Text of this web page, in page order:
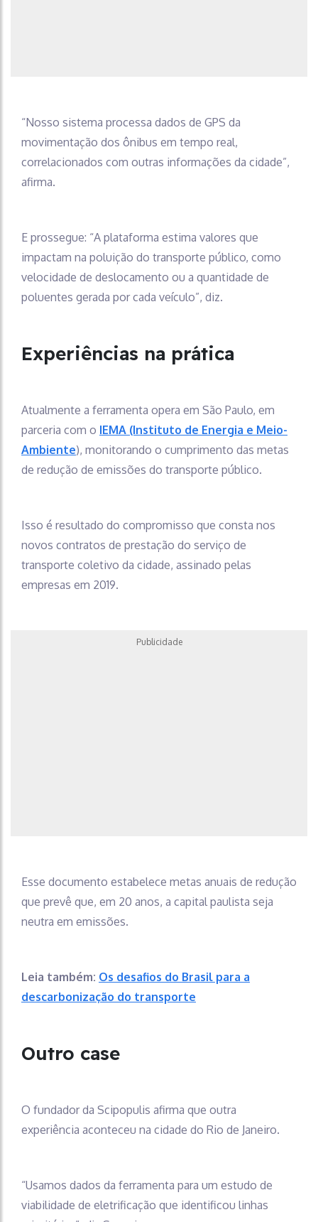
“Nosso sistema processa dados de GPS da
movimentação dos ônibus em tempo real,
correlacionados com outras informações da cidade”,
afirma.
E prossegue: “A plataforma estima valores que
impactam na poluição do transporte público, como
velocidade de deslocamento ou a quantidade de
poluentes gerada por cada veículo”, diz.
Experiências na prática
Atualmente a ferramenta opera em São Paulo, em
parceria com o IEMA (Instituto de Energia e Meio-
Ambiente), monitorando o cumprimento das metas
de redução de emissões do transporte público.
Isso é resultado do compromisso que consta nos
novos contratos de prestação do serviço de
transporte coletivo da cidade, assinado pelas
empresas em 2019.
Publicidade
Esse documento estabelece metas anuais de redução
que prevê que, em 20 anos, a capital paulista seja
neutra em emissões.
Leia também: Os desafios do Brasil para a
descarbonização do transporte
Outro case
O fundador da Scipopulis afirma que outra
experiência aconteceu na cidade do Rio de Janeiro.
“Usamos dados da ferramenta para um estudo de
viabilidade de eletrificação que identificou linhas